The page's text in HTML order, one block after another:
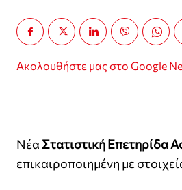
Ακολουθήστε μας στο Google
ΝέαΣτατιστική Επετηρίδα
επικαιροποιημένη με